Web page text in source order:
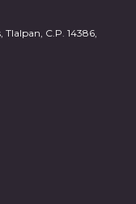
Tlalpan, C.P. 14386,